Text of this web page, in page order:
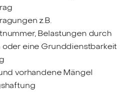
z.B.
Belastungen durch
eine Grunddienstbarkeit
vorhandene Mängel